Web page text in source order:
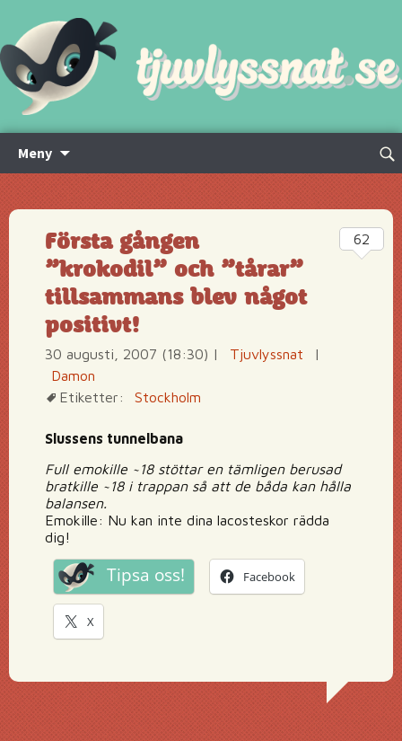
Meny
innehåll
Sök
Första gången
”krokodil” och ”tårar”
tillsammans blev något
positivt!
30 augusti, 2007 (18:30) | Tjuvlyssnat
|
Damon
Etiketter:
Stockholm
Slussens tunnelbana
Full emokille ~18 stöttar en tämligen berusad
bratkille ~18 i trappan så att de båda kan hålla
balansen.
Emokille: Nu kan inte dina lacosteskor rädda
dig!
Tipsa oss! Facebook
X
62